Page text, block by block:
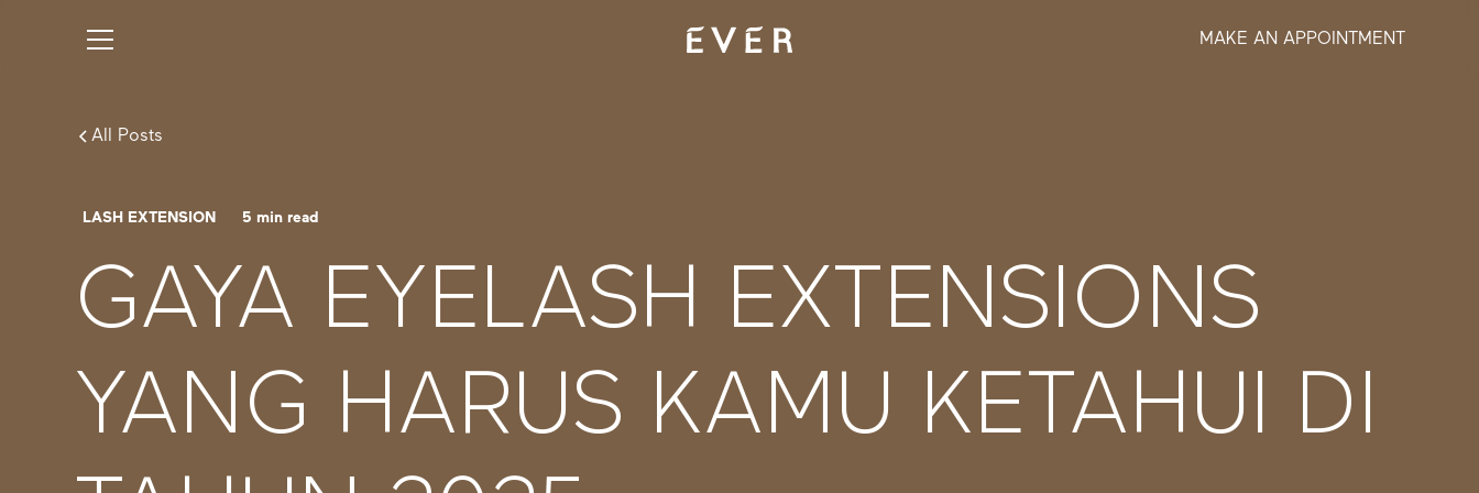
MAKE AN APPOINTMENT
All Posts
LASH EXTENSION 5 min read
GAYA EYELASH EXTENSIONS
YANG HARUS KAMU KETAHUI DI